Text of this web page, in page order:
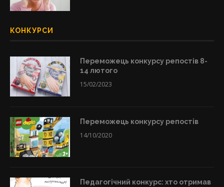
КОНКУРСИ
Переможець конкурсу репостів 8-
14 лютого
15/02/2023
Переможець конкурсу репостів
14/10/2020
Педагогічний конкурс: хто отримав